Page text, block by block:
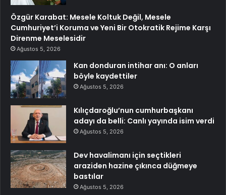
Özgür Karabat: Mesele Koltuk Değil, Mesele
Cumhuriyet’i Koruma ve Yeni Bir Otokratik Rejime Karşı
Direnme Meselesidir
Ağustos 5, 2026
Kan donduran intihar anı: O anları
böyle kaydettiler
Ağustos 5, 2026
Kılıçdaroğlu’nun cumhurbaşkanı
adayı da belli: Canlı yayında isim verdi
Ağustos 5, 2026
Dev havalimanı için seçtikleri
araziden hazine çıkınca düğmeye
bastılar
Ağustos 5, 2026